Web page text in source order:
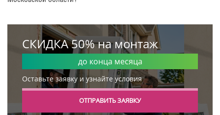
СКИДКА 50% на монтаж
до конца месяца
Оставьте заявку и узнайте условия
ОТПРАВИТЬ ЗАЯВКУ